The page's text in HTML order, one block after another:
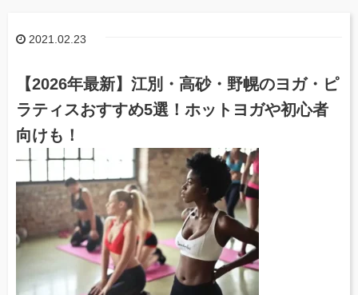
2021.02.23
【2026年最新】江別・高砂・野幌のヨガ・ピ
ラティスおすすめ5選！ホットヨガや初心者
向けも！